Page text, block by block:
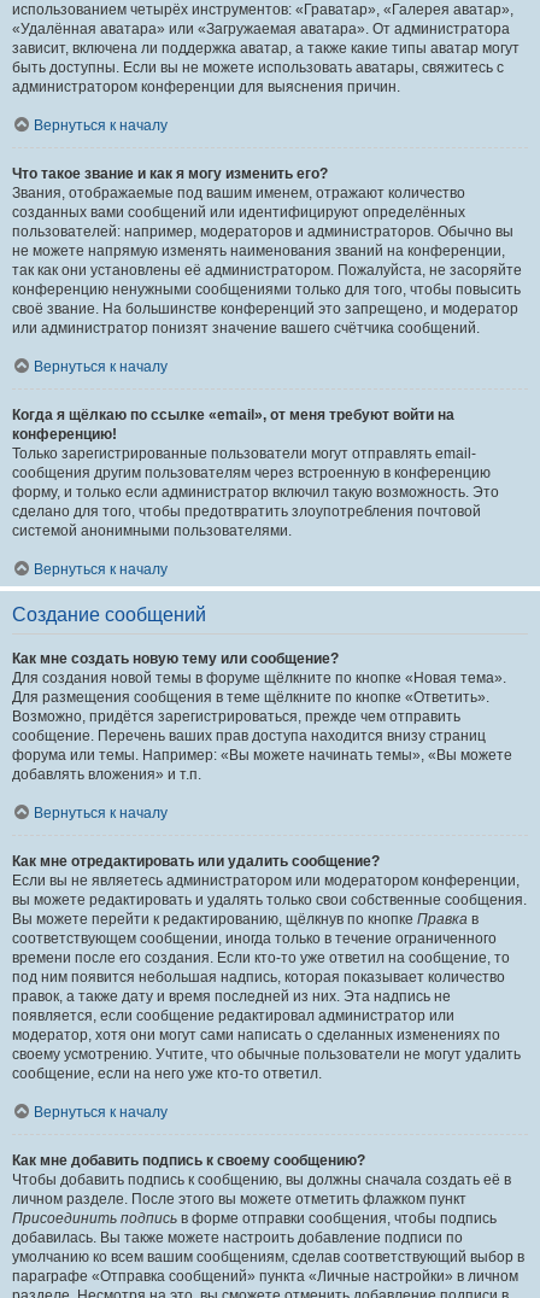
использованием четырёх инструментов: «Граватар», «Галерея аватар»,
«Удалённая аватара» или «Загружаемая аватара». От администратора
зависит, включена ли поддержка аватар, а также какие типы аватар могут
быть доступны. Если вы не можете использовать аватары, свяжитесь с
администратором конференции для выяснения причин.
Вернуться к началу
Что такое звание и как я могу изменить его?
Звания, отображаемые под вашим именем, отражают количество
созданных вами сообщений или идентифицируют определённых
пользователей: например, модераторов и администраторов. Обычно вы
не можете напрямую изменять наименования званий на конференции,
так как они установлены её администратором. Пожалуйста, не засоряйте
конференцию ненужными сообщениями только для того, чтобы повысить
своё звание. На большинстве конференций это запрещено, и модератор
или администратор понизят значение вашего счётчика сообщений.
Вернуться к началу
Когда я щёлкаю по ссылке «email», от меня требуют войти на
конференцию!
Только зарегистрированные пользователи могут отправлять email-
сообщения другим пользователям через встроенную в конференцию
форму, и только если администратор включил такую возможность. Это
сделано для того, чтобы предотвратить злоупотребления почтовой
системой анонимными пользователями.
Вернуться к началу
Создание сообщений
Как мне создать новую тему или сообщение?
Для создания новой темы в форуме щёлкните по кнопке «Новая тема».
Для размещения сообщения в теме щёлкните по кнопке «Ответить».
Возможно, придётся зарегистрироваться, прежде чем отправить
сообщение. Перечень ваших прав доступа находится внизу страниц
форума или темы. Например: «Вы можете начинать темы», «Вы можете
добавлять вложения» и т.п.
Вернуться к началу
Как мне отредактировать или удалить сообщение?
Если вы не являетесь администратором или модератором конференции,
вы можете редактировать и удалять только свои собственные сообщения.
Вы можете перейти к редактированию, щёлкнув по кнопке Правка в
соответствующем сообщении, иногда только в течение ограниченного
времени после его создания. Если кто-то уже ответил на сообщение, то
под ним появится небольшая надпись, которая показывает количество
правок, а также дату и время последней из них. Эта надпись не
появляется, если сообщение редактировал администратор или
модератор, хотя они могут сами написать о сделанных изменениях по
своему усмотрению. Учтите, что обычные пользователи не могут удалить
сообщение, если на него уже кто-то ответил.
Вернуться к началу
Как мне добавить подпись к своему сообщению?
Чтобы добавить подпись к сообщению, вы должны сначала создать её в
личном разделе. После этого вы можете отметить флажком пункт
Присоединить подпись в форме отправки сообщения, чтобы подпись
добавилась. Вы также можете настроить добавление подписи по
умолчанию ко всем вашим сообщениям, сделав соответствующий выбор в
параграфе «Отправка сообщений» пункта «Личные настройки» в личном